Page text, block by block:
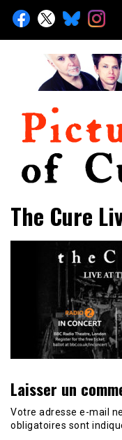
Skip
content
Pictures of
The Cure
Laisser un
Votre adresse e-mail
obligatoires sont